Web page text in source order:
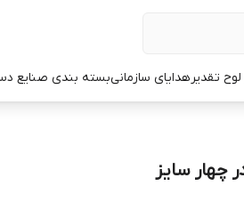
تقدیرهدایای سازمانیبسته بندی صنایع
چهار سایز